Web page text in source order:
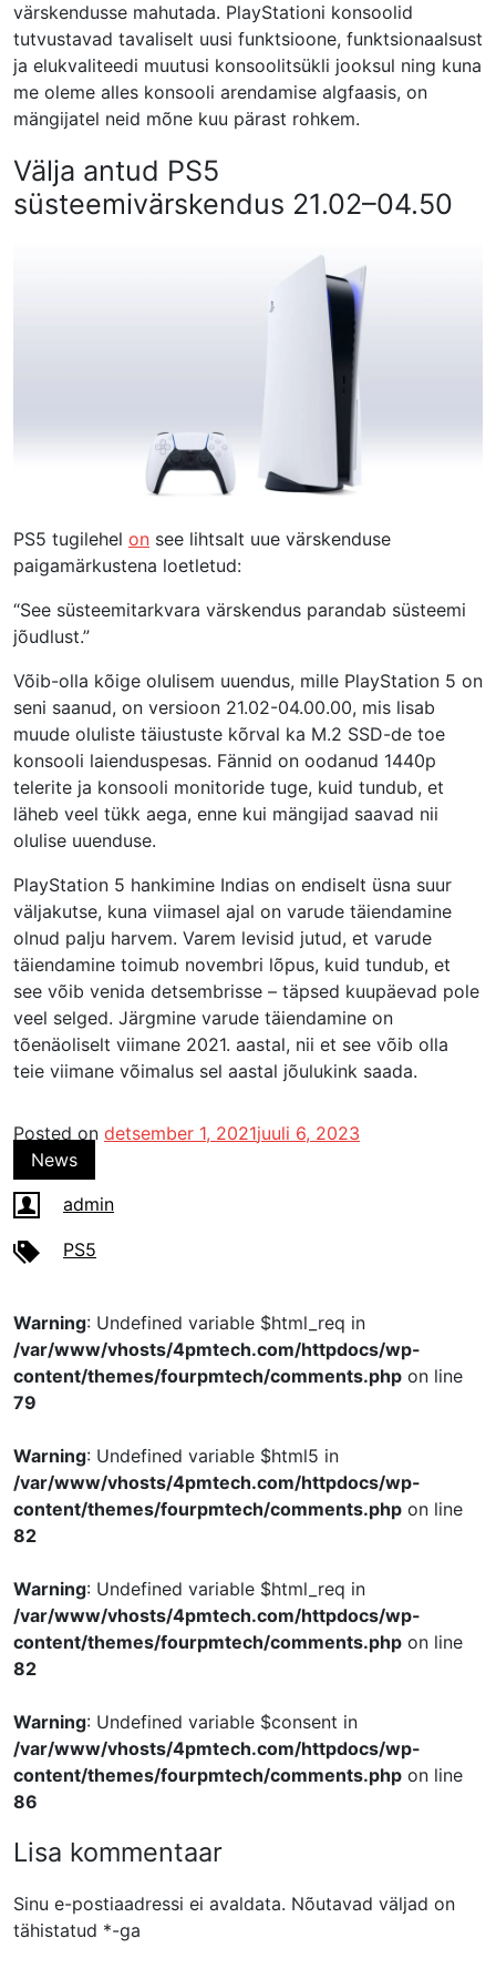
värskendusse mahutada. PlayStationi konsoolid
tutvustavad tavaliselt uusi funktsioone, funktsionaalsust
ja elukvaliteedi muutusi konsoolitsükli jooksul ning kuna
me oleme alles konsooli arendamise algfaasis, on
mängijatel neid mõne kuu pärast rohkem.
Välja antud PS5
süsteemivärskendus 21.02–04.50
PS5 tugilehel on see lihtsalt uue värskenduse
paigamärkustena loetletud:
“See süsteemitarkvara värskendus parandab süsteemi
jõudlust.”
Võib-olla kõige olulisem uuendus, mille PlayStation 5 on
seni saanud, on versioon 21.02-04.00.00, mis lisab
muude oluliste täiustuste kõrval ka M.2 SSD-de toe
konsooli laienduspesas. Fännid on oodanud 1440p
telerite ja konsooli monitoride tuge, kuid tundub, et
läheb veel tükk aega, enne kui mängijad saavad nii
olulise uuenduse.
PlayStation 5 hankimine Indias on endiselt üsna suur
väljakutse, kuna viimasel ajal on varude täiendamine
olnud palju harvem. Varem levisid jutud, et varude
täiendamine toimub novembri lõpus, kuid tundub, et
see võib venida detsembrisse – täpsed kuupäevad pole
veel selged. Järgmine varude täiendamine on
tõenäoliselt viimane 2021. aastal, nii et see võib olla
teie viimane võimalus sel aastal jõulukink saada.
Posted on detsember 1, 2021juuli 6, 2023
News
admin
PS5
Warning: Undefined variable $html_req in
/var/www/vhosts/4pmtech.com/httpdocs/wp-
content/themes/fourpmtech/comments.php on line
79
Warning: Undefined variable $html5 in
/var/www/vhosts/4pmtech.com/httpdocs/wp-
content/themes/fourpmtech/comments.php on line
82
Warning: Undefined variable $html_req in
/var/www/vhosts/4pmtech.com/httpdocs/wp-
content/themes/fourpmtech/comments.php on line
82
Warning: Undefined variable $consent in
/var/www/vhosts/4pmtech.com/httpdocs/wp-
content/themes/fourpmtech/comments.php on line
86
Lisa kommentaar
Sinu e-postiaadressi ei avaldata. Nõutavad väljad on
tähistatud *-ga